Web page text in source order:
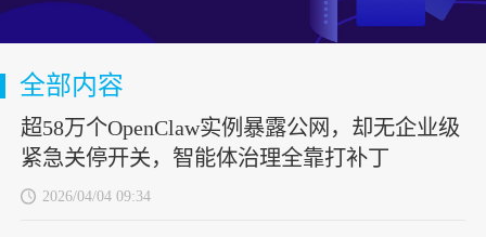
全部内容
超58万个OpenClaw实例暴露公网，却无企业级
紧急关停开关，智能体治理全靠打补丁
2026/04/04 09:34